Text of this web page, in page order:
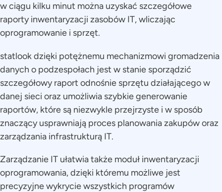
w ciągu kilku minut można uzyskać szczegółowe
raporty inwentaryzacji zasobów IT, wliczając
oprogramowanie i sprzęt.
statlook dzięki potężnemu mechanizmowi gromadzenia
danych o podzespołach jest w stanie sporządzić
szczegółowy raport odnośnie sprzętu działającego w
danej sieci oraz umożliwia szybkie generowanie
raportów, które są niezwykle przejrzyste i w sposób
znaczący usprawniają proces planowania zakupów oraz
zarządzania infrastrukturą IT.
Zarządzanie IT ułatwia także moduł inwentaryzacji
oprogramowania, dzięki któremu możliwe jest
precyzyjne wykrycie wszystkich programów